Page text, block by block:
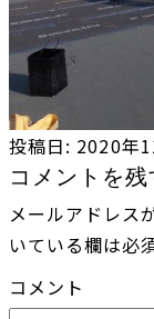
投稿日: 2020年
コメントを残
メールアドレス
いている欄は必
コメント